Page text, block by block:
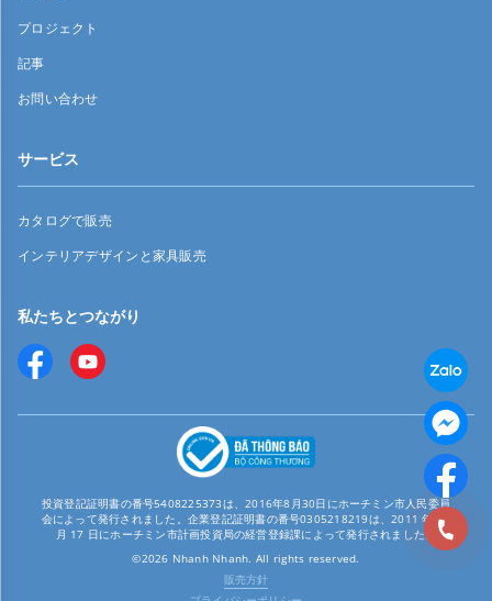
プロジェクト
記事
お問い合わせ
サービス
カタログで販売
インテリアデザインと家具販売
私たちとつながり
投資登記証明書の番号5408225373は、2016年8月30日にホーチミン市人民委員
会によって発行されました。企業登記証明書の番号0305218219は、2011 年 12
月 17 日にホーチミン市計画投資局の経営登録課によって発行されました。
©2026 Nhanh Nhanh. All rights reserved.
販売方針